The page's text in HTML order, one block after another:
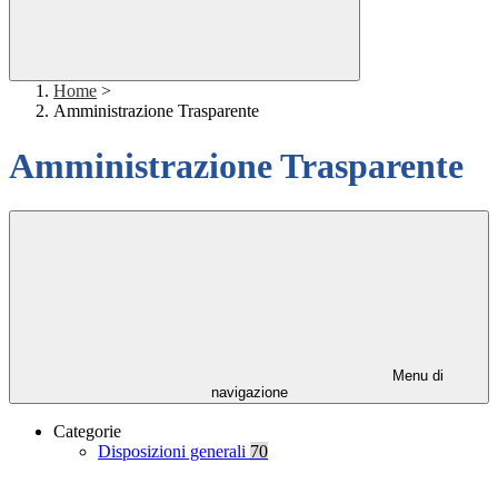
Home >
Amministrazione Trasparente
Amministrazione Trasparente
Menu di
navigazione
Categorie
Disposizioni generali 70